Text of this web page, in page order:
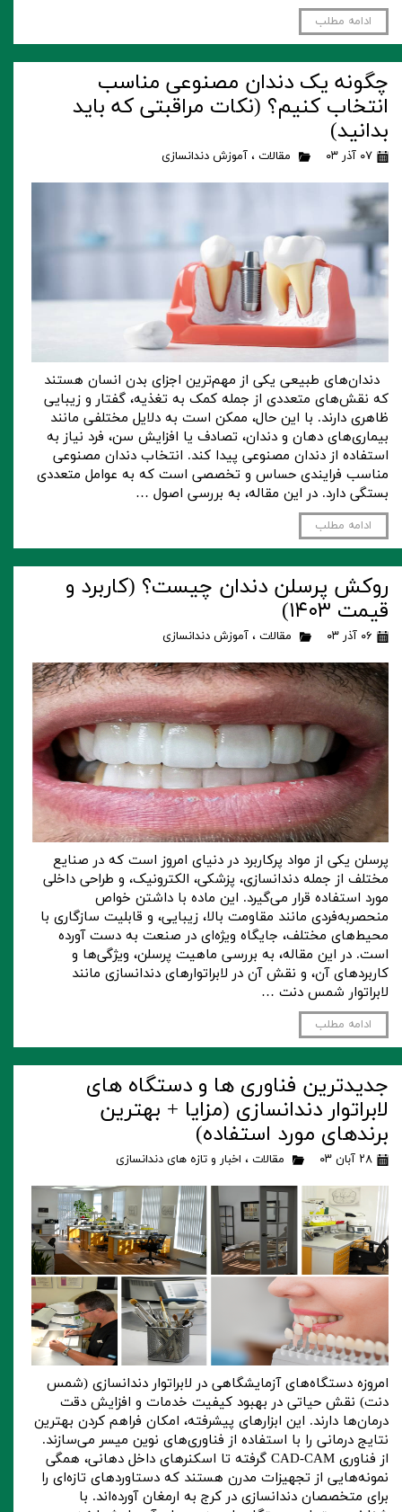
ادامه مطلب
چگونه یک دندان مصنوعی مناسب
انتخاب کنیم؟ (نکات مراقبتی که باید
بدانید)
۰۷ آذر ۰۳ مقالات ، آموزش دندانسازی
دندان‌های طبیعی یکی از مهم‌ترین اجزای بدن انسان هستند
که نقش‌های متعددی از جمله کمک به تغذیه، گفتار و زیبایی
ظاهری دارند. با این حال، ممکن است به دلایل مختلفی مانند
بیماری‌های دهان و دندان، تصادف یا افزایش سن، فرد نیاز به
استفاده از دندان مصنوعی پیدا کند. انتخاب دندان مصنوعی
مناسب فرایندی حساس و تخصصی است که به عوامل متعددی
بستگی دارد. در این مقاله، به بررسی اصول …
ادامه مطلب
روکش پرسلن دندان چیست؟ (کاربرد و
قیمت ۱۴۰۳)
۰۶ آذر ۰۳ مقالات ، آموزش دندانسازی
پرسلن یکی از مواد پرکاربرد در دنیای امروز است که در صنایع
مختلف از جمله دندانسازی، پزشکی، الکترونیک، و طراحی داخلی
مورد استفاده قرار می‌گیرد. این ماده با داشتن خواص
منحصربه‌فردی مانند مقاومت بالا، زیبایی، و قابلیت سازگاری با
محیط‌های مختلف، جایگاه ویژه‌ای در صنعت به دست آورده
است. در این مقاله، به بررسی ماهیت پرسلن، ویژگی‌ها و
کاربردهای آن، و نقش آن در لابراتوارهای دندانسازی مانند
لابراتوار شمس دنت …
ادامه مطلب
جدیدترین فناوری ها و دستگاه های
لابراتوار دندانسازی (مزایا + بهترین
برندهای مورد استفاده)
۲۸ آبان ۰۳ مقالات ، اخبار و تازه های دندانسازی
امروزه دستگاه‌های آزمایشگاهی در لابراتوار دندانسازی (شمس
دنت) نقش حیاتی در بهبود کیفیت خدمات و افزایش دقت
درمان‌ها دارند. این ابزارهای پیشرفته، امکان فراهم کردن بهترین
نتایج درمانی را با استفاده از فناوری‌های نوین میسر می‌سازند.
از فناوری CAD-CAM گرفته تا اسکنرهای داخل دهانی، همگی
نمونه‌هایی از تجهیزات مدرن هستند که دستاوردهای تازه‌ای را
برای متخصصان دندانسازی در کرج به ارمغان آورده‌اند. با